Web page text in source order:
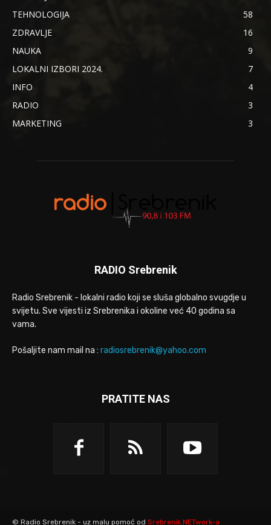
TEHNOLOGIJA
58
ZDRAVLJE
16
NAUKA
9
LOKALNI IZBORI 2024.
7
INFO
4
RADIO
3
MARKETING
3
RADIO Srebrenik
Radio Srebrenik - lokalni radio koji se sluša globalno svugdje u
svijetu. Sve vijesti iz Srebrenika i okoline već 40 godina sa
vama.
Pošaljite nam mail na : radiosrebrenik@yahoo.com
PRATITE NAS
© Radio Srebrenik - uz malu pomoć od Srebrenik.NETwork-a